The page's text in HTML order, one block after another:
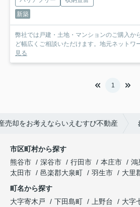
新築
弊社では戸建・土地・マンションのご購入か
ど幅広くご相談いただけます。地元ネットワ
見る
1
売却をお考えならいえむすび不動産
市区町村から探す
熊谷市
深谷市 行田市 本庄市 鴻
太田市
邑楽郡大泉町 羽生市
大里
町名から探す
大字寄木戸
下田島町 上野台 大字